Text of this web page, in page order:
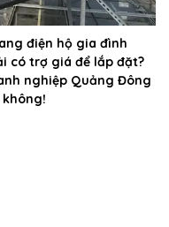
điện hộ gia đình
có trợ giá để lắp đặt?
nghiệp Quảng Đông
không!